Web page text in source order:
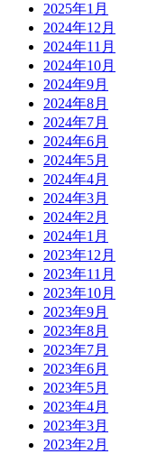
2025年1月
2024年12月
2024年11月
2024年10月
2024年9月
2024年8月
2024年7月
2024年6月
2024年5月
2024年4月
2024年3月
2024年2月
2024年1月
2023年12月
2023年11月
2023年10月
2023年9月
2023年8月
2023年7月
2023年6月
2023年5月
2023年4月
2023年3月
2023年2月